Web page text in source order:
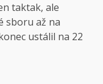
taktak, ale
sboru až na
ustálil na 22